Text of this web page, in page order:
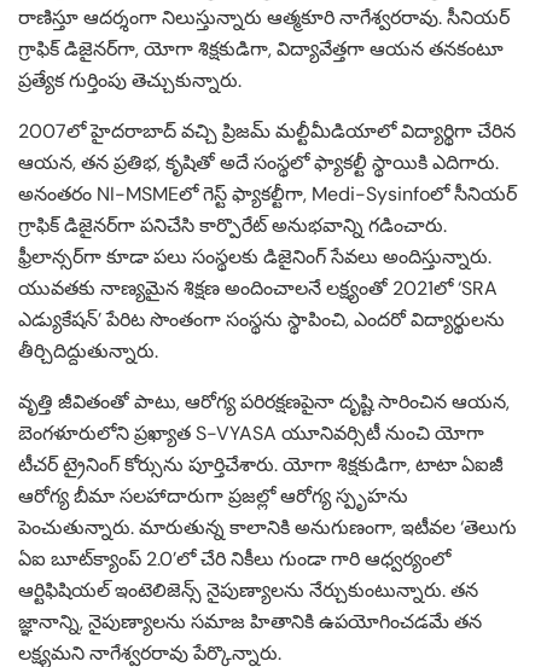
రాణిస్తూ ఆదర్శంగా నిలుస్తున్నారు ఆత్మకూరి నాగేశ్వరరావు. సీనియర్
గ్రాఫిక్ డిజైనర్‌గా, యోగా శిక్షకుడిగా, విద్యావేత్తగా ఆయన తనకంటూ
ప్రత్యేక గుర్తింపు తెచ్చుకున్నారు.
2007లో హైదరాబాద్ వచ్చి ప్రిజమ్ మల్టీమీడియాలో విద్యార్థిగా చేరిన
ఆయన, తన ప్రతిభ, కృషితో అదే సంస్థలో ఫ్యాకల్టీ స్థాయికి ఎదిగారు.
అనంతరం NI-MSMEలో గెస్ట్ ఫ్యాకల్టీగా, Medi-Sysinfoలో సీనియర్
గ్రాఫిక్ డిజైనర్‌గా పనిచేసి కార్పొరేట్ అనుభవాన్ని గడించారు.
ఫ్రీలాన్సర్‌గా కూడా పలు సంస్థలకు డిజైనింగ్ సేవలు అందిస్తున్నారు.
యువతకు నాణ్యమైన శిక్షణ అందించాలనే లక్ష్యంతో 2021లో ‘SRA
ఎడ్యుకేషన్’ పేరిట సొంతంగా సంస్థను స్థాపించి, ఎందరో విద్యార్థులను
తీర్చిదిద్దుతున్నారు.
వృత్తి జీవితంతో పాటు, ఆరోగ్య పరిరక్షణపైనా దృష్టి సారించిన ఆయన,
బెంగళూరులోని ప్రఖ్యాత S-VYASA యూనివర్సిటీ నుంచి యోగా
టీచర్ ట్రైనింగ్ కోర్సును పూర్తిచేశారు. యోగా శిక్షకుడిగా, టాటా ఏఐజీ
ఆరోగ్య బీమా సలహాదారుగా ప్రజల్లో ఆరోగ్య స్పృహను
పెంచుతున్నారు. మారుతున్న కాలానికి అనుగుణంగా, ఇటీవల ‘తెలుగు
ఏఐ బూట్‌క్యాంప్ 2.0’లో చేరి నికీలు గుండా గారి ఆధ్వర్యంలో
ఆర్టిఫిషియల్ ఇంటెలిజెన్స్ నైపుణ్యాలను నేర్చుకుంటున్నారు. తన
జ్ఞానాన్ని, నైపుణ్యాలను సమాజ హితానికి ఉపయోగించడమే తన
లక్ష్యమని నాగేశ్వరరావు పేర్కొన్నారు.